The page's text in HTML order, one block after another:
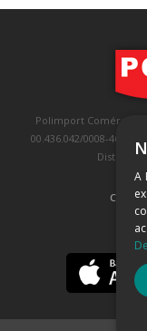
Polimport Comércio e
00.436.042/0008-46, IE
Distrito
A